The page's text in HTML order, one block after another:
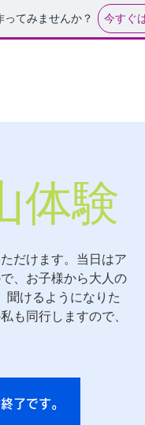
てみませんか？ 今すぐ
体験
だけます。当日はア
、お子様から大人の
聞けるようになりた
も同行しますので、
了です。